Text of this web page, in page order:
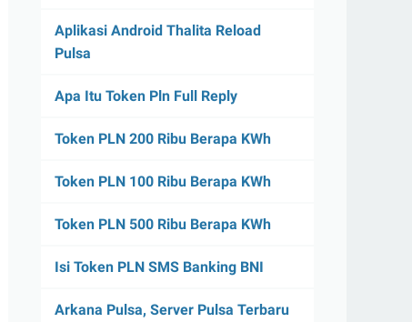
Aplikasi Android Thalita Reload
Pulsa
Apa Itu Token Pln Full Reply
Token PLN 200 Ribu Berapa KWh
Token PLN 100 Ribu Berapa KWh
Token PLN 500 Ribu Berapa KWh
Isi Token PLN SMS Banking BNI
Arkana Pulsa, Server Pulsa Terbaru